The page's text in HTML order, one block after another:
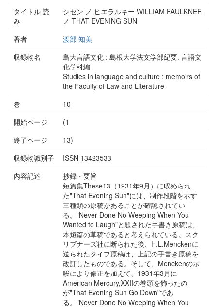
タイトル 読
み
シセン ノ ヒエラルキー WILLIAM FAULKNER
ノ THAT EVENING SUN
著者
渡部 知美
収録物名
島大言語文化 : 島根大学法文学部紀要. 言語文
化学科編
Studies in language and culture : memoirs of
the Faculty of Law and Literature
巻
10
開始ページ
(1
終了ページ
13)
収録物識別子
ISSN 13423533
内容記述
抄録・要旨
短篇集These13（1931年9月）に収められ
た"That Evening Sun"には、制作段階を示す
三種類の原稿があることが確認されてい
る。"Never Done No Weeping When You
Wanted to Laugh"と題された手書き原稿は、
本短篇の草稿であると考えられている。スク
リブナーズ社に断られた後、H.L.Menckenに
送られたタイプ原稿は、上記の手書き原稿を
改訂したものである。そして、Menckenの示
唆により修正を加えて、1931年3月に
American Mercury,XXIIの巻頭を飾ったの
が"That Evening Sun Go Down"であ
る。"Never Done No Weeping When You